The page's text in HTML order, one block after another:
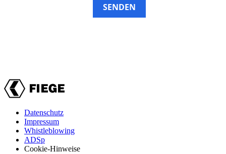
SENDEN
Footer
menu
Datenschutz
Impressum
Whistleblowing
ADSp
Cookie-Hinweise